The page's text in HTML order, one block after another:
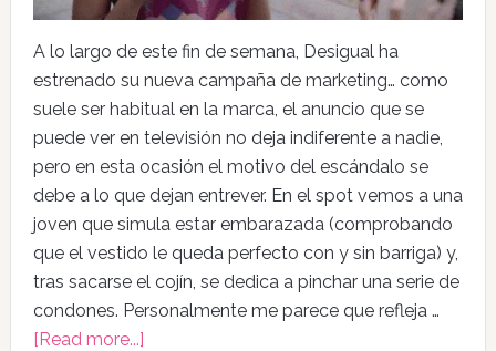
A lo largo de este fin de semana, Desigual ha
estrenado su nueva campaña de marketing… como
suele ser habitual en la marca, el anuncio que se
puede ver en televisión no deja indiferente a nadie,
pero en esta ocasión el motivo del escándalo se
debe a lo que dejan entrever. En el spot vemos a una
joven que simula estar embarazada (comprobando
que el vestido le queda perfecto con y sin barriga) y,
tras sacarse el cojín, se dedica a pinchar una serie de
condones. Personalmente me parece que refleja …
[Read more...]